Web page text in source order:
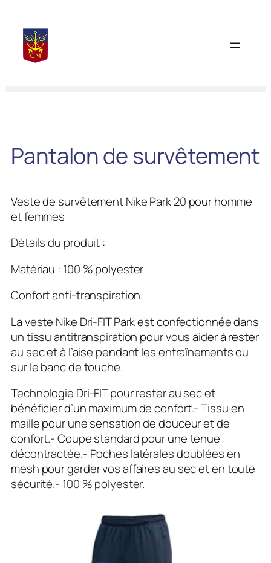
contenu
Pantalon de survêtement
Veste de survêtement Nike Park 20 pour homme
et femmes
Détails du produit :
Matériau : 100 % polyester
Confort anti-transpiration.
La veste Nike Dri-FIT Park est confectionnée dans
un tissu antitranspiration pour vous aider à rester
au sec et à l’aise pendant les entraînements ou
sur le banc de touche.
Technologie Dri-FIT pour rester au sec et
bénéficier d’un maximum de confort.- Tissu en
maille pour une sensation de douceur et de
confort.- Coupe standard pour une tenue
décontractée.- Poches latérales doublées en
mesh pour garder vos affaires au sec et en toute
sécurité.- 100 % polyester.